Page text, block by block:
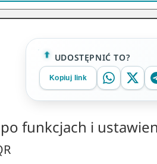
UDOSTĘPNIĆ TO?
Kopiuj link
funkcjach i